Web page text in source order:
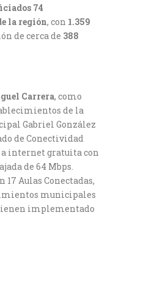
74
la región, con 1.359
de cerca de 388
Carrera, como
de la
Gabriel González
de Conectividad
a internet gratuita con
de 64 Mbps.
17 Aulas Conectadas,
municipales
implementado